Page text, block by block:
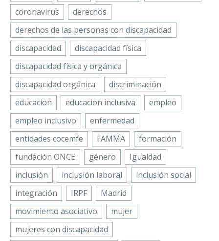
coronavirus
derechos
derechos de las personas con discapacidad
discapacidad
discapacidad física
discapacidad física y orgánica
discapacidad orgánica
discriminación
educacion
educacion inclusiva
empleo
empleo inclusivo
enfermedad
entidades cocemfe
FAMMA
formación
fundación ONCE
género
Igualdad
inclusión
inclusión laboral
inclusión social
integración
IRPF
Madrid
movimiento asociativo
mujer
mujeres con discapacidad